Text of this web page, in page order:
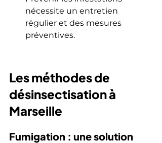
nécessite un entretien
régulier et des mesures
préventives.
Les méthodes de
désinsectisation à
Marseille
Fumigation : une solution